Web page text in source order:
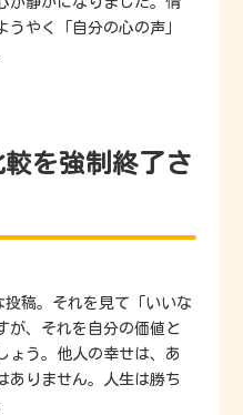
やく「自分の心の声」
較を強制終了さ
投稿。それを見て「いいな
が、それを自分の価値と
ょう。他人の幸せは、あ
ありません。人生は勝ち